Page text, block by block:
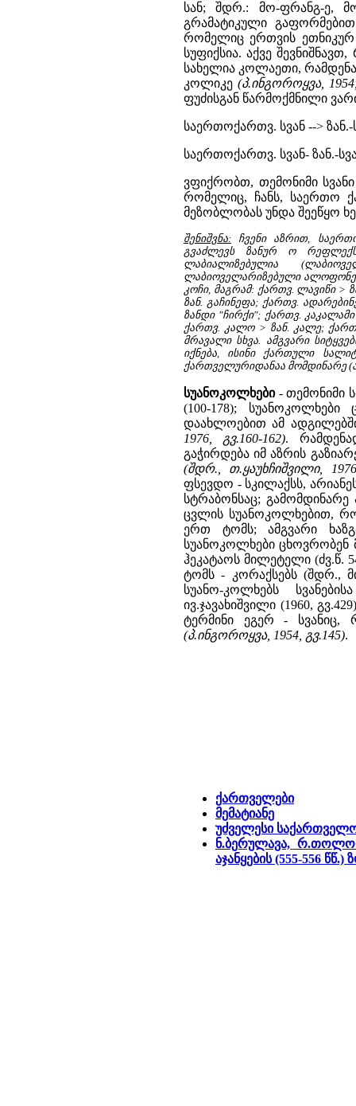
სან; შდრ.: მო-ფრანგ-ე,
გრამატიკული
რომელიც ერთვის ეთნიკურ
სუფიქსია. აქვე
სახელია კოლაეთი,
კოლიკე(პ.ინგოროყვა,
ფუძისგან წარმოქმნილი
საერთოქართვ. სვან --> ზან.-
საერთოქართვ. სვან- ზან.-
ვფიქრობთ, თემონიმი
რომელიც, ჩანს, საერთო
მეზობლობას უნდა შეეწყო
შენიშვნა: ჩვენი აზრით,
გვაძლევს ზანურ ო
ლაბიალიზებულია
ლაბიოველარიზებული
კოჩი, მაგრამ: ქართვ. ლავიწი >
ზან. გაჩინეფა; ქართვ.
ზანდი "ჩირქი"; ქართვ. კაკალამი
ქართვ. კალო > ზან. კალე;
მრავალი სხვა. ამგვარი
იქნება, ისინი ქართული
ქართველურიდანაა მომდინარე
სუანოკოლხები- თემონიმი
(100-178);
დაახლოებით ამ
1976, გვ.160-162).
გაჭირდება იმ აზრის
(შდრ., თ.ყაუხჩიშვილი,
ფსევდო - სკილაქსს,
სტრაბონსაც;
ცვლის სუანოკოლხებით,
ერთ ტომს; ამგვარი
სუანოკოლხები ცხოვრობენ
ჰეკატაოს მილეტელი (ძვ.წ.
ტომს - კორაქსებს (შდრ.,
სუანო-კოლხებს
ივ.ჯავახიშვილი (1960,
ტერმინი ეგერ - სვანიც,
(პ.ინგოროყვა, 1954, გვ.145).
ქართველები
მემატიანე
უძველესი
ნ.ბერულავა,
აჯანყების (555-556